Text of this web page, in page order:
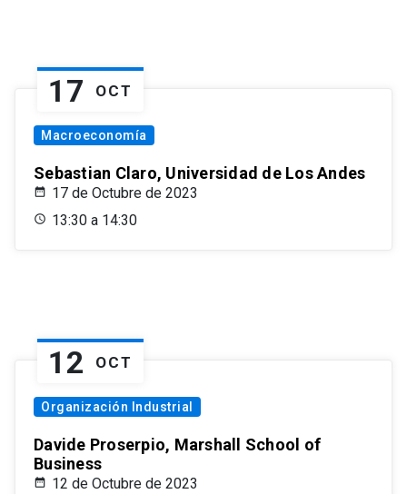
17 OCT
Macroeconomía
Sebastian Claro, Universidad de Los Andes
17 de Octubre de 2023
13:30 a 14:30
12 OCT
Organización Industrial
Davide Proserpio, Marshall School of
Business
12 de Octubre de 2023